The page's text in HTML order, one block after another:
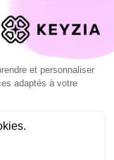
consomme
plus